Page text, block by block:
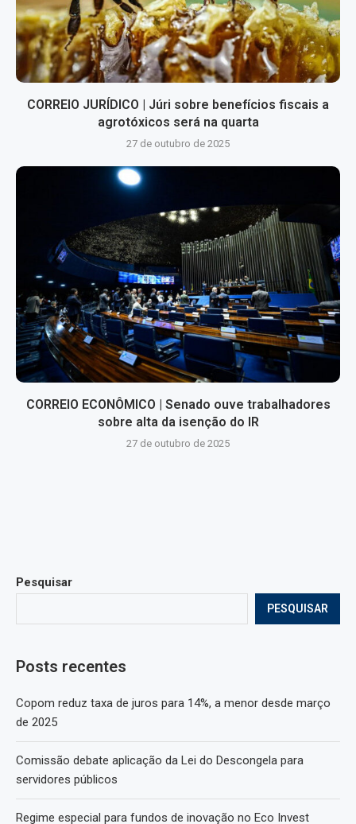
CORREIO JURÍDICO | Júri sobre benefícios fiscais a
agrotóxicos será na quarta
27 de outubro de 2025
CORREIO ECONÔMICO | Senado ouve trabalhadores
sobre alta da isenção do IR
27 de outubro de 2025
Pesquisar
PESQUISAR
Posts recentes
Copom reduz taxa de juros para 14%, a menor desde março
de 2025
Comissão debate aplicação da Lei do Descongela para
servidores públicos
Regime especial para fundos de inovação no Eco Invest